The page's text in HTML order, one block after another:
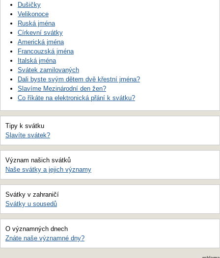
Dušičky
Velikonoce
Ruská jména
Církevní svátky
Americká jména
Francouzská jména
Italská jména
Svátek zamilovaných
Dali byste svým dětem dvě křestní jména?
Slavíme Mezinárodní den žen?
Co říkáte na elektronická přání k svátku?
Tipy k svátku
Slavíte svátek?
Význam našich svátků
Naše svátky a jejich významy
Svátky v zahraničí
Svátky u sousedů
O významných dnech
Znáte naše významné dny?